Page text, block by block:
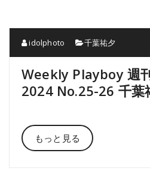
idolphoto 千葉祐夕
Weekly Playboy 週
2024 No.25-26 千葉
もっと見る